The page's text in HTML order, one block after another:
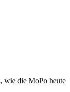
wie die MoPo heute